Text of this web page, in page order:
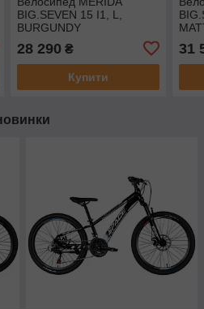
BIG.SEVEN 15 I1, L,
BURGUNDY
28 290 ₴
Купити
31